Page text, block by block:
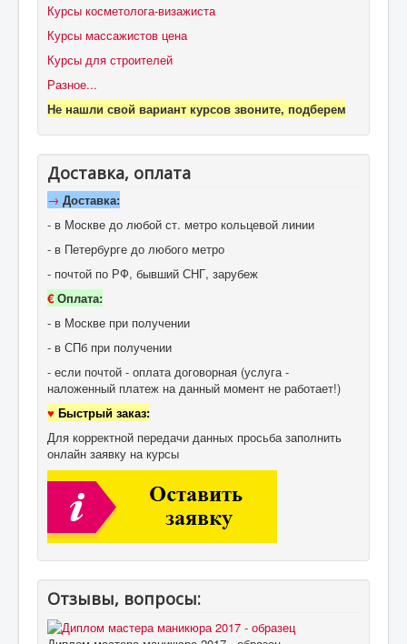
Курсы косметолога-визажиста
Курсы массажистов цена
Курсы для строителей
Разное...
Не нашли свой вариант курсов звоните, подберем
Доставка, оплата
→ Доставка:
- в Москве до любой ст. метро кольцевой линии
- в Петербурге до любого метро
- почтой по РФ, бывший СНГ, зарубеж
€Оплата:
- в Москве при получении
- в СПб при получении
- если почтой - оплата договорная (услуга -
наложенный платеж на данный момент не работает!)
♥ Быстрый заказ:
Для корректной передачи данных просьба заполнить
онлайн заявку на курсы
Отзывы, вопросы: